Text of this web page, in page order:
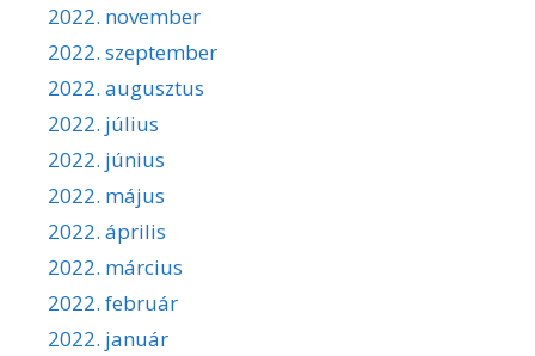
2022. november
2022. szeptember
2022. augusztus
2022. július
2022. június
2022. május
2022. április
2022. március
2022. február
2022. január